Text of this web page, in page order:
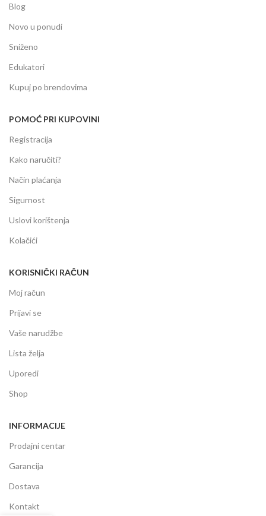
Blog
Novo u ponudi
Sniženo
Edukatori
Kupuj po brendovima
POMOĆ PRI KUPOVINI
Registracija
Kako naručiti?
Način plaćanja
Sigurnost
Uslovi korištenja
Kolačići
KORISNIČKI RAČUN
Moj račun
Prijavi se
Vaše narudžbe
Lista želja
Uporedi
Shop
INFORMACIJE
Prodajni centar
Garancija
Dostava
Kontakt